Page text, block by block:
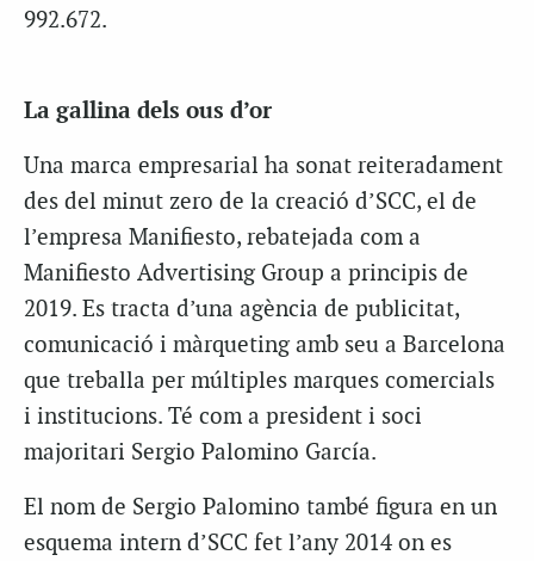
992.672.
La gallina dels ous d’or
Una marca empresarial ha sonat reiteradament
des del minut zero de la creació d’SCC, el de
l’empresa Manifiesto, rebatejada com a
Manifiesto Advertising Group a principis de
2019. Es tracta d’una agència de publicitat,
comunicació i màrqueting amb seu a Barcelona
que treballa per múltiples marques comercials
i institucions. Té com a president i soci
majoritari Sergio Palomino García.
El nom de Sergio Palomino també figura en un
esquema intern d’SCC fet l’any 2014 on es